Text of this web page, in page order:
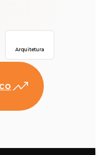
Arquitetura